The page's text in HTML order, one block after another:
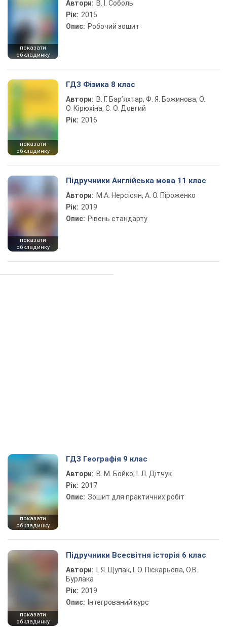
показати
обкладинку
Автори: В. І. Соболь
Рік: 2015
Опис: Робочий зошит
показати
обкладинку
ГДЗ Фізика 8 клас
Автори: В. Г. Бар’яхтар, Ф. Я. Божинова, О.
О. Кірюхіна, С. О. Довгий
Рік: 2016
показати
обкладинку
Підручники Англійська мова 11 клас
Автори: М.А. Нерсісян, А. О. Піроженко
Рік: 2019
Опис: Рівень стандарту
показати
обкладинку
ГДЗ Географія 9 клас
Автори: В. М. Бойко, І. Л. Дітчук
Рік: 2017
Опис: Зошит для практичних робіт
показати
обкладинку
Підручники Всесвітня історія 6 клас
Автори:
І. Я. Щупак, І. О. Піскарьова, О.В.
Бурлака
Рік: 2019
Опис: Інтегрований курс